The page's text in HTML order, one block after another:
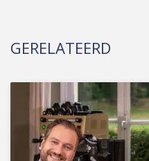
GERELATEERD